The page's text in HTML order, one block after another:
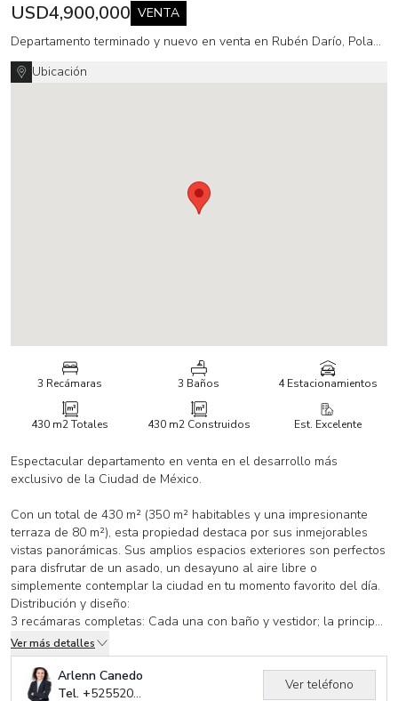
USD4,900,000 VENTA
Departamento terminado y nuevo en venta en Rubén Darío, Polanco
Ubicación
3 Recámaras 3 Baños 4 Estacionamientos
430 m2Totales 430 m2Construidos Est. Excelente
Espectacular departamento en venta en el desarrollo más
exclusivo de la Ciudad de México.
Con un total de 430 m² (350 m² habitables y una impresionante
terraza de 80 m²), esta propiedad destaca por sus inmejorables
vistas panorámicas. Sus amplios espacios exteriores son perfectos
para disfrutar de un asado, un desayuno al aire libre o
simplemente contemplar la ciudad en tu momento favorito del día.
Distribución y diseño:
3 recámaras completas: Cada una con baño y vestidor; la principal
se lleva el protagonismo gracias a su terraza privada.
Family Room: Un espacio ideal para la convivencia familiar.
Ver más detalles
Arlenn Canedo
Tel. +525520941243
Ver teléfono